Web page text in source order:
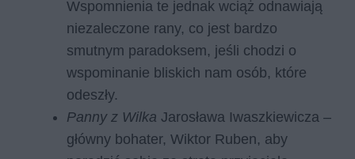
Wspomnienia te jednak wciąż odnawiają
niezaleczone rany, co jest bardzo
smutnym paradoksem, jeśli chodzi o
wspominanie bliskich nam osób, które
odeszły.
Panny z Wilka Jarosława Iwaszkiewicza –
główny bohater, Wiktor Ruben, aby